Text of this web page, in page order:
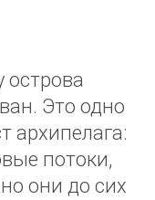
Это одно
архипелага:
потоки,
они до сих